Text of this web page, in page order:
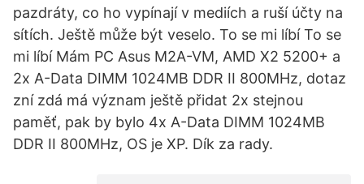
pazdráty, co ho vypínají v mediích a ruší účty na
sítích. Ještě může být veselo. To se mi líbí To se
mi líbí Mám PC Asus M2A-VM, AMD X2 5200+ a
2x A-Data DIMM 1024MB DDR II 800MHz, dotaz
zní zdá má význam ještě přidat 2x stejnou
paměť, pak by bylo 4x A-Data DIMM 1024MB
DDR II 800MHz, OS je XP. Dík za rady.